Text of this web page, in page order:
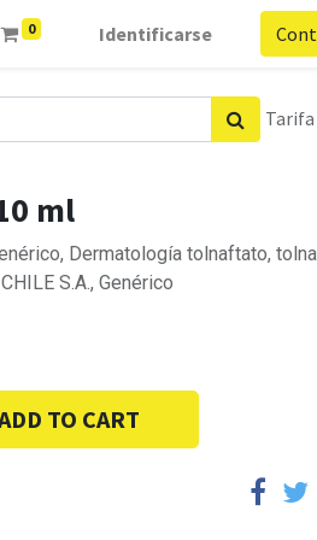
0 Identificarse
ml
Dermatología tolnaftato,
S.A., Genérico
TO CART